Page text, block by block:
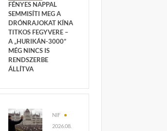
FÉNYES NAPPAL
SEMMISÍTI MEG A
DRÓNRAJOKAT KÍNA
TITKOS FEGYVERE –
A „HURIKÁN-3000”
MÉG NINCS IS
RENDSZERBE
ÁLLÍTVA
NIF
2026.08.